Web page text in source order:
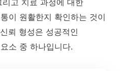
고 치료 과정에 대한
이 원활한지 확인하는 것이
뢰 형성은 성공적인
소 중 하나입니다.